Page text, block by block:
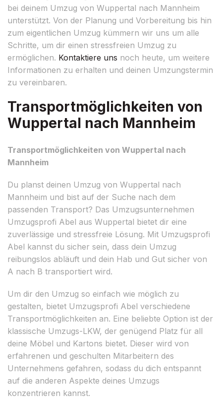
bei deinem Umzug von Wuppertal nach Mannheim
unterstützt. Von der Planung und Vorbereitung bis hin
zum eigentlichen Umzug kümmern wir uns um alle
Schritte, um dir einen stressfreien Umzug zu
ermöglichen. Kontaktiere uns noch heute, um weitere
Informationen zu erhalten und deinen Umzungstermin
zu vereinbaren.
Transportmöglichkeiten von
Wuppertal nach Mannheim
Transportmöglichkeiten von Wuppertal nach
Mannheim
Du planst deinen Umzug von Wuppertal nach
Mannheim und bist auf der Suche nach dem
passenden Transport? Das Umzugsunternehmen
Umzugsprofi Abel aus Wuppertal bietet dir eine
zuverlässige und stressfreie Lösung. Mit Umzugsprofi
Abel kannst du sicher sein, dass dein Umzug
reibungslos abläuft und dein Hab und Gut sicher von
A nach B transportiert wird.
Um dir den Umzug so einfach wie möglich zu
gestalten, bietet Umzugsprofi Abel verschiedene
Transportmöglichkeiten an. Eine beliebte Option ist der
klassische Umzugs-LKW, der genügend Platz für all
deine Möbel und Kartons bietet. Dieser wird von
erfahrenen und geschulten Mitarbeitern des
Unternehmens gefahren, sodass du dich entspannt
auf die anderen Aspekte deines Umzugs
konzentrieren kannst.